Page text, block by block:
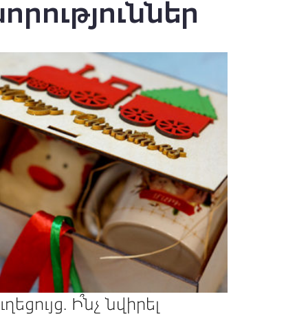
Ի՞նչ նվիրել